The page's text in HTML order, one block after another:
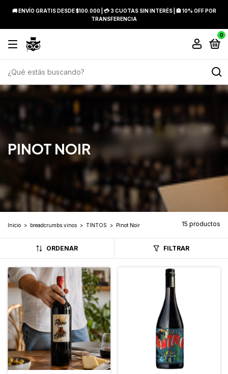
🚚 ENVÍO GRATIS DESDE $100.000 | 💳 3 CUOTAS SIN INTERÉS | 🏦 10% OFF POR
TRANSFERENCIA
0
PINOT NOIR
Inicio > breadcrumbs.vinos > TINTOS > Pinot Noir 15 productos
ORDENAR FILTRAR